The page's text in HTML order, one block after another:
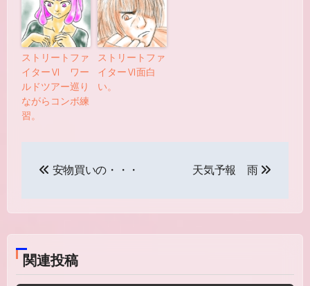
ストリートファ
イターⅥ ワー
ルドツアー巡り
ながらコンボ練
習。
ストリートファ
イターⅥ面白
い。
稿
ナ
ビ
ゲ
安物買いの・・・ 天気予報 雨
関連投稿